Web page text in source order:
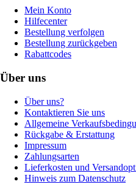
Mein Konto
Hilfecenter
Bestellung verfolgen
Bestellung zurückgeben
Rabattcodes
Über uns
Über uns?
Kontaktieren Sie uns
Allgemeine
Rückgabe & Erstattung
Impressum
Zahlungsarten
Lieferkosten und
Hinweis zum Datenschutz